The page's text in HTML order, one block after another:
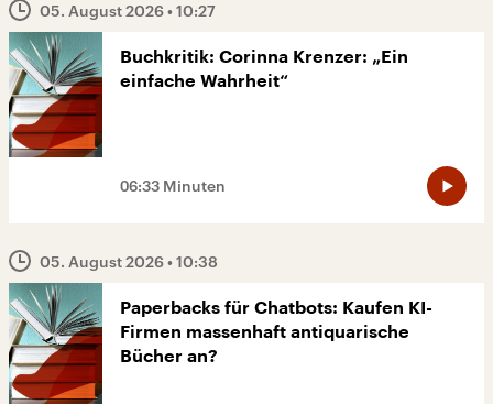
05. August 2026• 10:27
Buchkritik: Corinna Krenzer: „Ein
einfache Wahrheit“
06:33 Minuten
05. August 2026• 10:38
Paperbacks für Chatbots: Kaufen KI-
Firmen massenhaft antiquarische
Bücher an?